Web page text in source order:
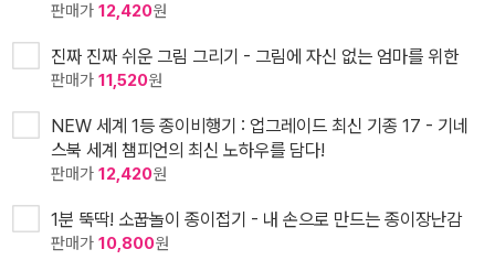
판매가 12,420원
진짜 진짜 쉬운 그림 그리기 - 그림에 자신 없는 엄마를 위한
판매가 11,520원
NEW 세계 1등 종이비행기 : 업그레이드 최신 기종 17 - 기네
스북 세계 챔피언의 최신 노하우를 담다!
판매가 12,420원
1분 뚝딱! 소꿉놀이 종이접기 - 내 손으로 만드는 종이장난감
판매가 10,800원